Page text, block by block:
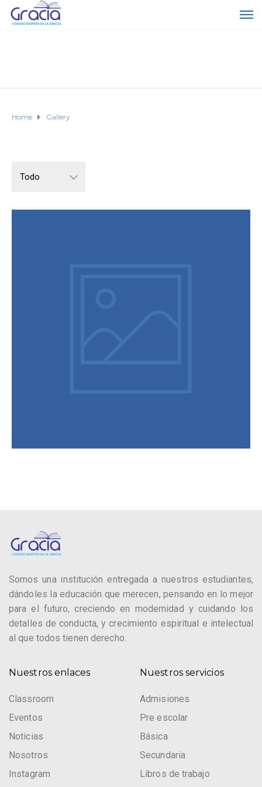
Home Gallery
Somos una institución entregada a nuestros estudiantes,
dándoles la educación que merecen, pensando en lo mejor
para el futuro, creciendo en modernidad y cuidando los
detalles de conducta, y crecimiento espiritual e intelectual
al que todos tienen derecho.
Nuestros enlaces
Classroom
Eventos
Noticias
Nosotros
Instagram
Nuestros servicios
Admisiones
Pre escolar
Básica
Secundaria
Libros de trabajo